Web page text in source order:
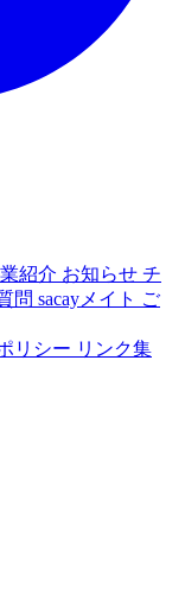
紹介 お知らせ チ
問 sacayメイト ご
リシー リンク集